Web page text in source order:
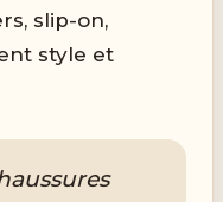
slip-on,
style et